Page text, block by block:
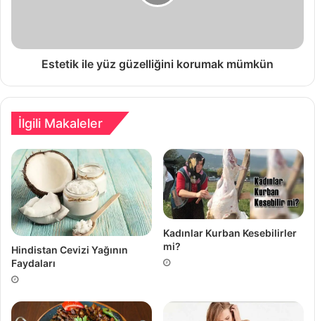
Estetik ile yüz güzelliğini korumak mümkün
İlgili Makaleler
Hindistan Cevizi Yağının
Faydaları
Kadınlar Kurban Kesebilirler
mi?